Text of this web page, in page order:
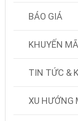
BÁO GIÁ
KHUYẾN
TIN TỨC &
XU HƯỚNG